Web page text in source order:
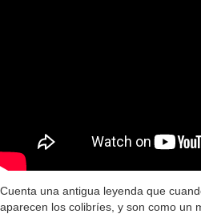
Cuenta una antigua leyenda que
aparecen los colibríes, y son como un